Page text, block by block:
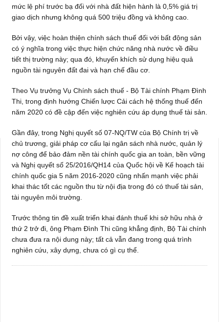
mức lệ phí trước bạ đối với nhà đất hiện hành là 0,5% giá trị
giao dịch nhưng không quá 500 triệu đồng và không cao.
Bởi vậy, việc hoàn thiện chính sách thuế đối với bất động sản
có ý nghĩa trong việc thực hiện chức năng nhà nước về điều
tiết thị trường này; qua đó, khuyến khích sử dụng hiệu quả
nguồn tài nguyên đất đai và hạn chế đầu cơ.
Theo Vụ trưởng Vụ Chính sách thuế - Bộ Tài chính Phạm Đình
Thi, trong định hướng Chiến lược Cải cách hệ thống thuế đến
năm 2020 có đề cập đến việc nghiên cứu áp dụng thuế tài sản.
Gần đây, trong Nghị quyết số 07-NQ/TW của Bộ Chính trị về
chủ trương, giải pháp cơ cấu lại ngân sách nhà nước, quản lý
nợ công để bảo đảm nền tài chính quốc gia an toàn, bền vững
và Nghị quyết số 25/2016/QH14 của Quốc hội về Kế hoạch tài
chính quốc gia 5 năm 2016-2020 cũng nhấn mạnh việc phải
khai thác tốt các nguồn thu từ nội địa trong đó có thuế tài sản,
tài nguyên môi trường.
Trước thông tin đề xuất triển khai đánh thuế khi sở hữu nhà ở
thứ 2 trở đi, ông Phạm Đình Thi cũng khẳng định, Bộ Tài chính
chưa đưa ra nội dung này; tất cả vẫn đang trong quá trình
nghiên cứu, xây dựng, chưa có gì cụ thể.